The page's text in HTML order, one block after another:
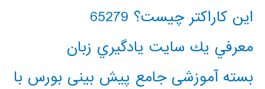
این کاراکتر چیست؟ 65279
معرفي يك سايت يادگيري زبان
بسته آموزشی جامع پیش بینی بورس با